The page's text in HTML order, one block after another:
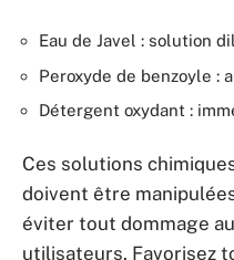
Eau de Javel : solution
Peroxyde de benzoyle :
Détergent oxydant :
Ces solutions
doivent être
éviter tout dommage
utilisateurs. Favorisez